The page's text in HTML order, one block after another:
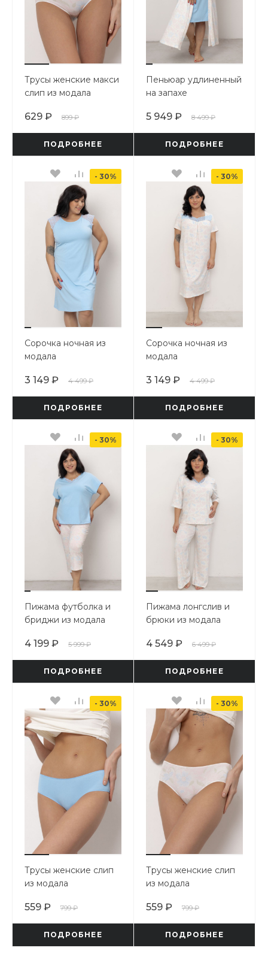
Трусы женские макси
слип из модала
629 ₽ 899 ₽
ПОДРОБНЕЕ
Пеньюар удлиненный
на запахе
5 949 ₽ 8 499 ₽
ПОДРОБНЕЕ
Сорочка ночная из
модала
3 149 ₽ 4 499 ₽
- 30%
ПОДРОБНЕЕ
Сорочка ночная из
модала
3 149 ₽ 4 499 ₽
- 30%
ПОДРОБНЕЕ
Пижама футболка и
бриджи из модала
4 199 ₽ 5 999 ₽
- 30%
ПОДРОБНЕЕ
Пижама лонгслив и
брюки из модала
4 549 ₽ 6 499 ₽
- 30%
ПОДРОБНЕЕ
Трусы женские слип
из модала
559 ₽ 799 ₽
- 30%
ПОДРОБНЕЕ
Трусы женские слип
из модала
559 ₽ 799 ₽
- 30%
ПОДРОБНЕЕ